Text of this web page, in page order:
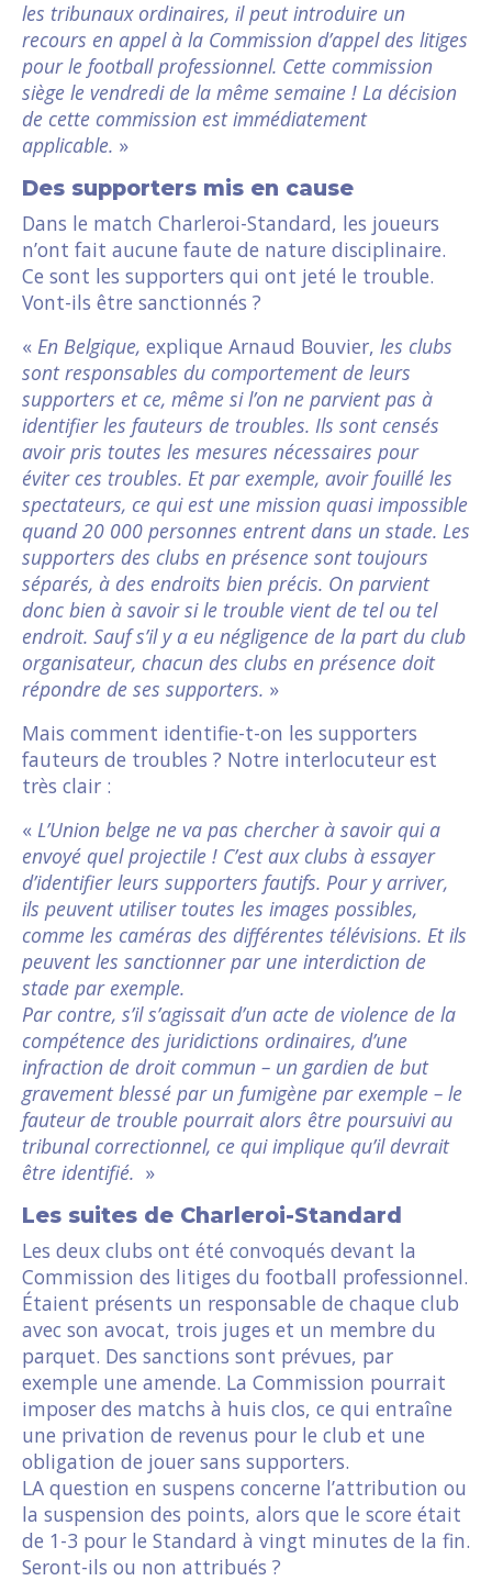
les tribunaux ordinaires, il peut introduire un
recours en appel à la Commission d’appel des litiges
pour le football professionnel. Cette commission
siège le vendredi de la même semaine ! La décision
de cette commission est immédiatement
applicable. »
Des supporters mis en cause
Dans le match Charleroi-Standard, les joueurs
n’ont fait aucune faute de nature disciplinaire.
Ce sont les supporters qui ont jeté le trouble.
Vont-ils être sanctionnés ?
« En Belgique, explique Arnaud Bouvier, les clubs
sont responsables du comportement de leurs
supporters et ce, même si l’on ne parvient pas à
identifier les fauteurs de troubles. Ils sont censés
avoir pris toutes les mesures nécessaires pour
éviter ces troubles. Et par exemple, avoir fouillé les
spectateurs, ce qui est une mission quasi impossible
quand 20 000 personnes entrent dans un stade. Les
supporters des clubs en présence sont toujours
séparés, à des endroits bien précis. On parvient
donc bien à savoir si le trouble vient de tel ou tel
endroit. Sauf s’il y a eu négligence de la part du club
organisateur, chacun des clubs en présence doit
répondre de ses supporters. »
Mais comment identifie-t-on les supporters
fauteurs de troubles ? Notre interlocuteur est
très clair :
« L’Union belge ne va pas chercher à savoir qui a
envoyé quel projectile ! C’est aux clubs à essayer
d’identifier leurs supporters fautifs. Pour y arriver,
ils peuvent utiliser toutes les images possibles,
comme les caméras des différentes télévisions. Et ils
peuvent les sanctionner par une interdiction de
stade par exemple.
Par contre, s’il s’agissait d’un acte de violence de la
compétence des juridictions ordinaires, d’une
infraction de droit commun – un gardien de but
gravement blessé par un fumigène par exemple – le
fauteur de trouble pourrait alors être poursuivi au
tribunal correctionnel, ce qui implique qu’il devrait
être identifié. »
Les suites de Charleroi-Standard
Les deux clubs ont été convoqués devant la
Commission des litiges du football professionnel.
Étaient présents un responsable de chaque club
avec son avocat, trois juges et un membre du
parquet. Des sanctions sont prévues, par
exemple une amende. La Commission pourrait
imposer des matchs à huis clos, ce qui entraîne
une privation de revenus pour le club et une
obligation de jouer sans supporters.
LA question en suspens concerne l’attribution ou
la suspension des points, alors que le score était
de 1-3 pour le Standard à vingt minutes de la fin.
Seront-ils ou non attribués ?